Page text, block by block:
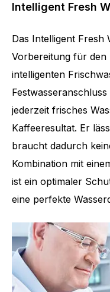
Intelligent Fresh
Das Intelligent Fresh
Vorbereitung für den
intelligenten
jederzeit frisches
Kaffeeresultat. Er
braucht dadurch
Kombination mit
ist ein optimaler
eine perfekte